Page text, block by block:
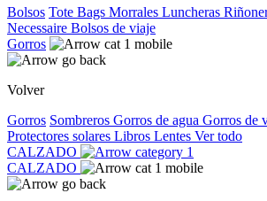
Bolsos Tote Bags Morrales Luncheras
Necessaire Bolsos de viaje
Gorros
Volver
Gorros Sombreros Gorros de agua Gorros de
Protectores solares Libros Lentes Ver todo
CALZADO
CALZADO